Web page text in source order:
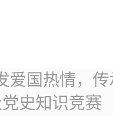
爱国热情，
史知识竞赛